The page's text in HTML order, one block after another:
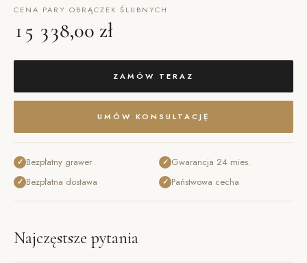
CENA PARY OBRĄCZEK ŚLUBNYCH
15 338,00 zł
ZAMÓW TERAZ
UMÓW KONSULTACJĘ
✓ Bezpłatny grawer
✓ Bezpłatna dostawa
✓ Gwarancja 24 mies.
✓ Państwowa cecha
Najczęstsze pytania